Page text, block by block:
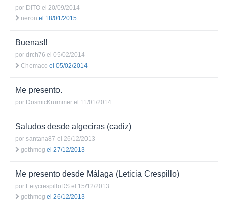
por DITO el 20/09/2014
neron el 18/01/2015
Buenas!!
por drch76 el 05/02/2014
Chemaco el 05/02/2014
Me presento.
por DosmicKrummer el 11/01/2014
Saludos desde algeciras (cadiz)
por santana87 el 26/12/2013
gothmog el 27/12/2013
Me presento desde Málaga (Leticia Crespillo)
por LetycrespilloDS el 15/12/2013
gothmog el 26/12/2013